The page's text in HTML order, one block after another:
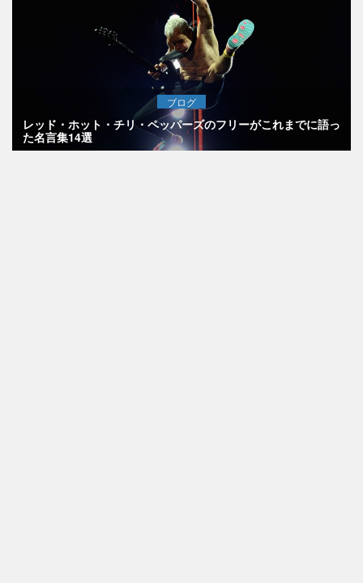
ブログ
レッド・ホット・チリ・ペッパーズのフリーがこれまでに語っ
た名言集14選